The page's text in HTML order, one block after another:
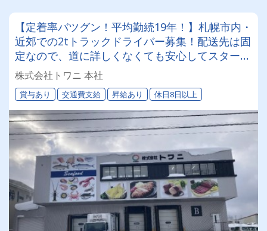
【定着率バツグン！平均勤続19年！】札幌市内・
近郊での2tトラックドライバー募集！配送先は固
定なので、道に詳しくなくても安心してスタート
できます！日曜・祝日固定休みのシフト制でワー
クバランスもバツグン！長く活躍できます◎
株式会社トワニ 本社
賞与あり 交通費支給 昇給あり 休日8日以上